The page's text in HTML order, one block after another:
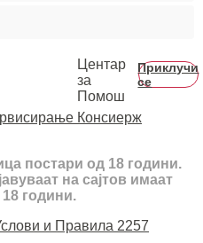
Центар
за
Помош
Приклучи
се
Консиерж
постари од 18 години.
на сајтов имаат
години.
и Правила 2257